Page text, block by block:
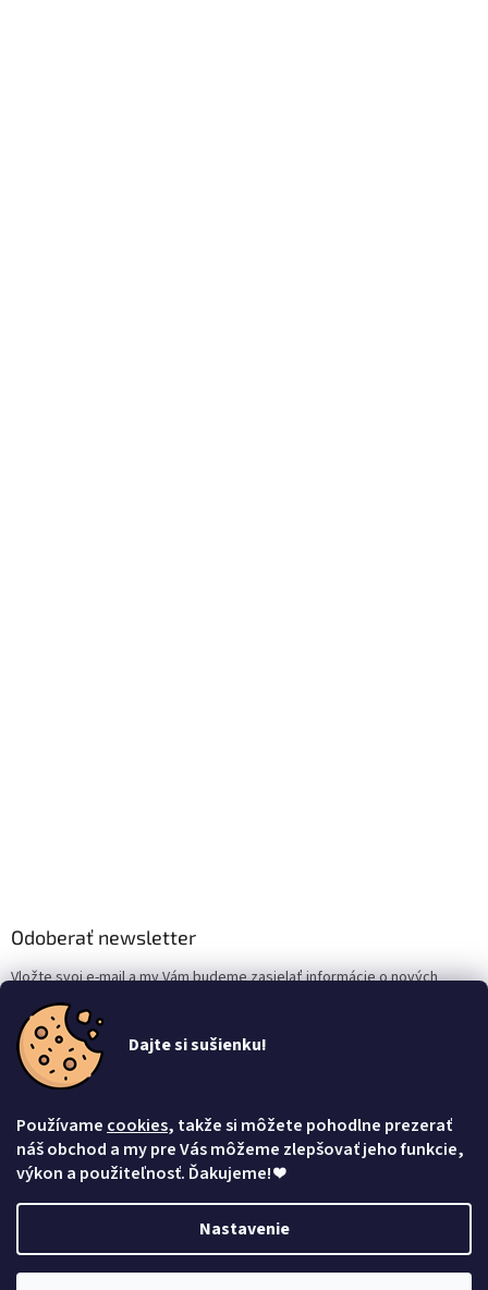
Dajte si sušienku!
Používame cookies, takže si môžete pohodlne prezerať
náš obchod a my pre Vás môžeme zlepšovať jeho funkcie,
výkon a použiteľnosť. Ďakujeme!❤
Nastavenie
Odoberať newsletter
Vložte svoj e-mail a my Vám budeme zasielať informácie o nových
produktoch na našom e-shope.
Email
Vložením e-mailu súhlasíte s
Prihlásiť sa
Vytvoril Shoptet